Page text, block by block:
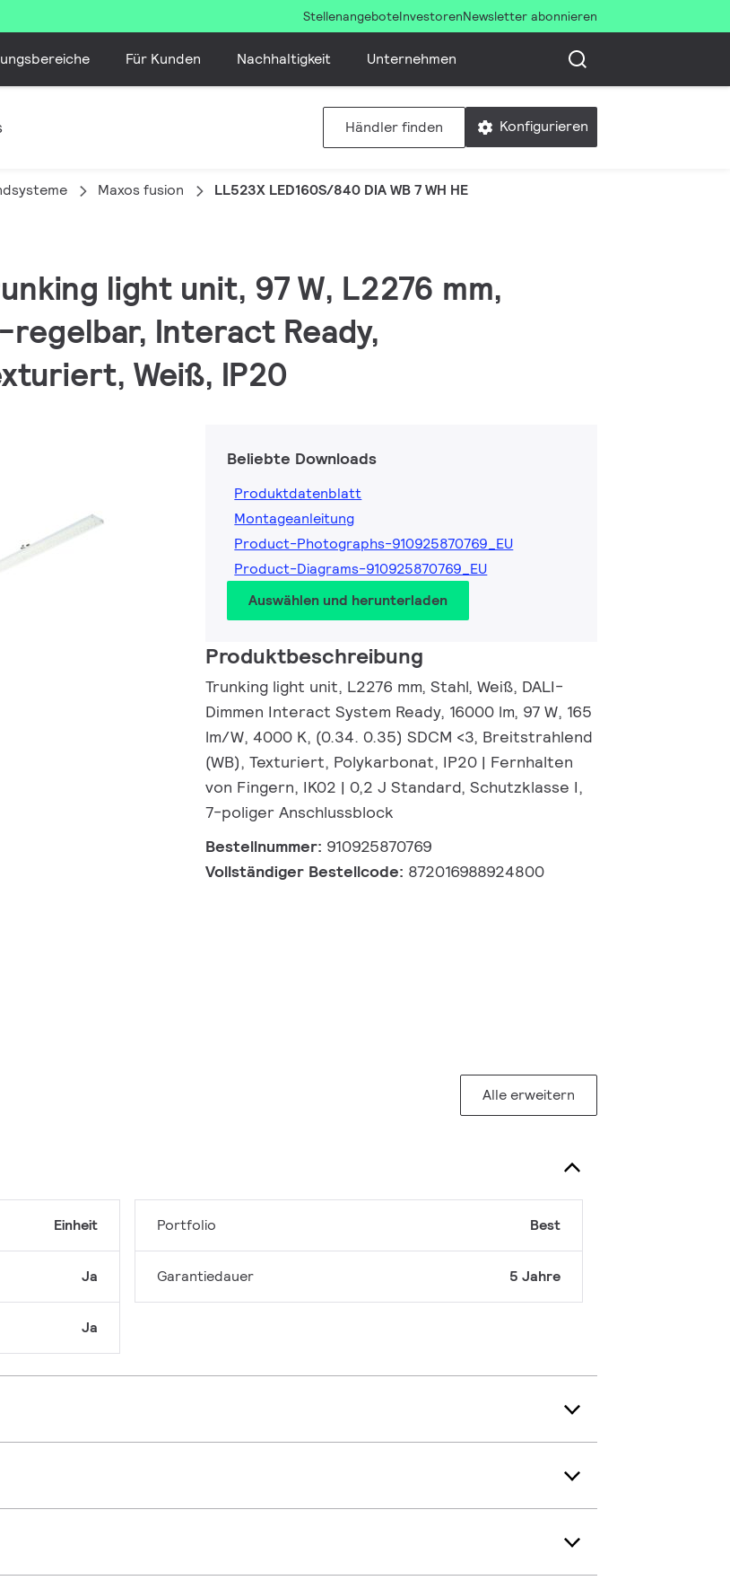
StellenangeboteInvestorenNewsletter abonnieren
Für Kunden Nachhaltigkeit Unternehmen
Händler finden Konfigurieren
Maxos fusion LL523X LED160S/840 DIA WB 7 WH HE
light unit, 97 W, L2276 mm,
regelbar, Interact Ready,
Weiß, IP20
Beliebte Downloads
Produktdatenblatt
Montageanleitung
Product-Photographs-910925870769_EU
Product-Diagrams-910925870769_EU
Auswählen und herunterladen
Produktbeschreibung
Trunking light unit, L2276 mm, Stahl, Weiß, DALI-
Dimmen Interact System Ready, 16000 lm, 97 W, 165
lm/W, 4000 K, (0.34. 0.35) SDCM <3, Breitstrahlend
(WB), Texturiert, Polykarbonat, IP20 | Fernhalten
von Fingern, IK02 | 0,2 J Standard, Schutzklasse I,
7-poliger Anschlussblock
Bestellnummer: 910925870769
Vollständiger Bestellcode: 872016988924800
Alle erweitern
Einheit
Ja
Ja
Portfolio Best
Garantiedauer 5 Jahre